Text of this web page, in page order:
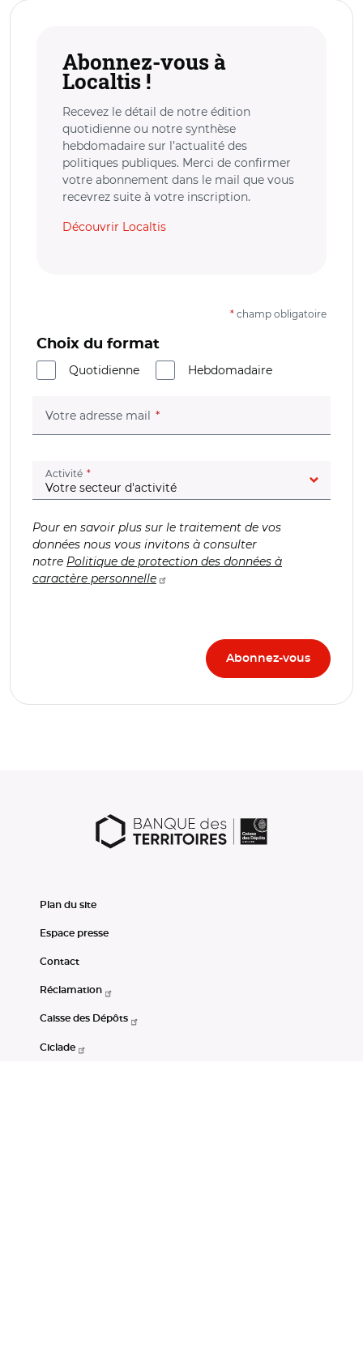
Abonnez-vous à
Localtis !
Recevez le détail de notre édition
quotidienne ou notre synthèse
hebdomadaire sur l’actualité des
politiques publiques. Merci de confirmer
votre abonnement dans le mail que vous
recevrez suite à votre inscription.
Découvrir Localtis
* champ obligatoire
Choix du format
Quotidienne
Hebdomadaire
Votre adresse mail (champ obligatoire)
Activité (champ obligatoire)
Pour en savoir plus sur le traitement de vos
données nous vous invitons à consulter
notre Politique de protection des données à
caractère personnelle
Plan du site
Espace presse
Contact
Réclamation
Caisse des Dépôts
Ciclade